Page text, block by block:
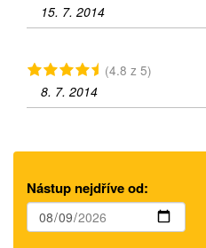
15. 7. 2014
(4.8 z 5)
8. 7. 2014
Nástup nejdříve od: